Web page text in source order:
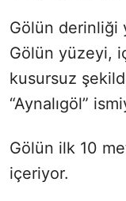
Gölün derinliği
Gölün yüzeyi,
kusursuz
“Aynalıgöl”
Gölün ilk 10
içeriyor.